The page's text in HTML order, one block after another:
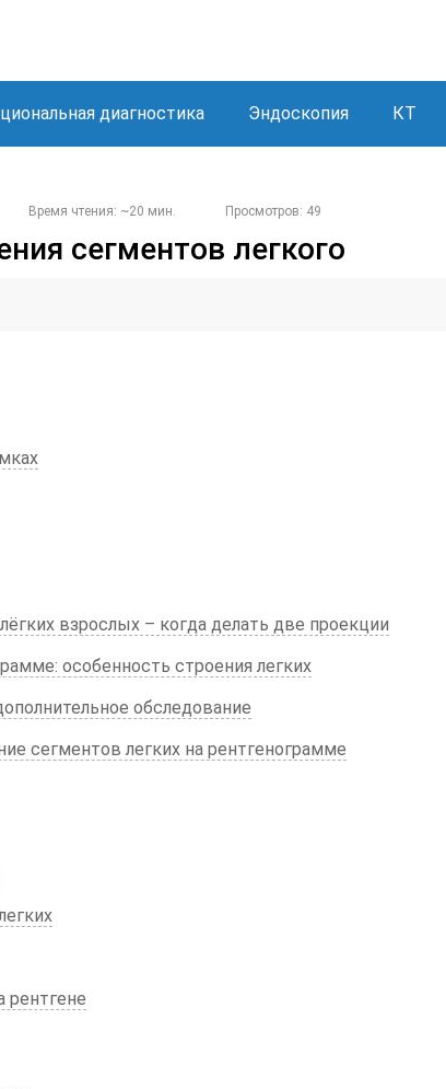
диагностика Эндоскопия КТ
Время чтения: ~20 мин. Просмотров: 49
сегментов легкого
взрослых – когда делать две проекции
особенность строения легких
обследование
сегментов легких на рентгенограмме
рентгене